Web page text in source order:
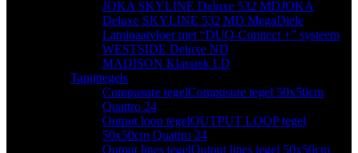
JOKA SKYLINE Deluxe 532 MDJOKA
Deluxe SKYLINE 532 MD MegaDiele
Laminaatvloer met “DUO-Connect +” systeem
WESTSIDE Deluxe ND
MADISON Klassiek LD
Tapijttegels
Compusure tegelCompusure tegel 50x50cm
Quattro 24
Output loop tegelOUTPUT LOOP tegel
50x50cm Quattro 24
Output lines tegelOutput lines tegel 50x50cm